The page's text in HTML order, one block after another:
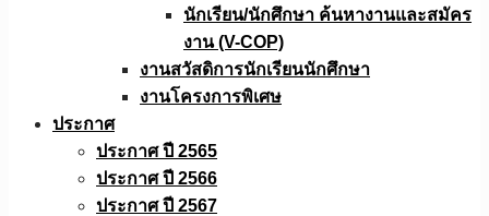
นักเรียน/นักศึกษา ค้นหางานและสมัคร
งาน (V-COP)
งานสวัสดิการนักเรียนนักศึกษา
งานโครงการพิเศษ
ประกาศ
ประกาศ ปี 2565
ประกาศ ปี 2566
ประกาศ ปี 2567